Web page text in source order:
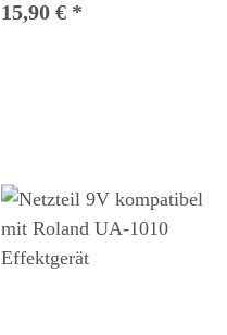
Drumcomputer
15,90 € *